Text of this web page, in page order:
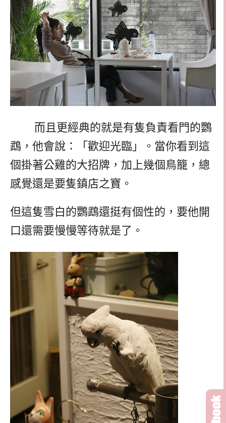
而且更經典的就是有隻負責看門的鸚
鵡，他會說：「歡迎光臨」。當你看到這
個掛著公雞的大招牌，加上幾個鳥籠，總
感覺還是要隻鎮店之寶。
但這隻雪白的鸚鵡還挺有個性的，要他開
口還需要慢慢等待就是了。